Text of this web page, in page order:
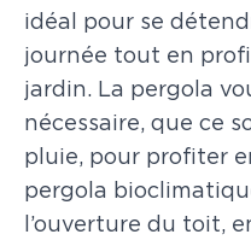
idéal pour se
journée tout en
jardin. La pergola
nécessaire, que ce
pluie, pour profiter
pergola
l’ouverture du toit,